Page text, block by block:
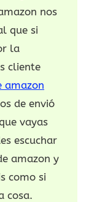
nos
que si
la
cliente
amazon
de envió
vayas
escuchar
amazon y
como si
cosa.